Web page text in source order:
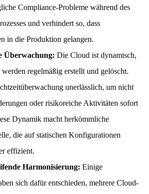
Compliance-Probleme während des
und verhindert so, dass
in die Produktion gelangen.
Überwachung: Die Cloud ist dynamisch,
werden regelmäßig erstellt und gelöscht.
unerlässlich, um nicht
oder risikoreiche Aktivitäten sofort
Dynamik macht herkömmliche
die auf statischen Konfigurationen
effizient.
Harmonisierung: Einige
sich dafür entschieden, mehrere Cloud-